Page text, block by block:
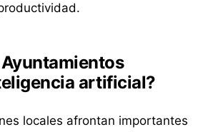
artificial?
locales afrontan importantes